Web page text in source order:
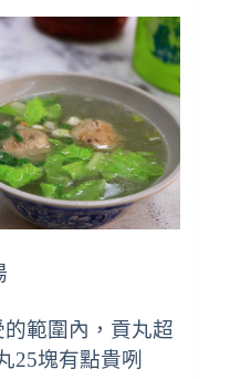
範圍內，貢丸超
25塊有點貴咧